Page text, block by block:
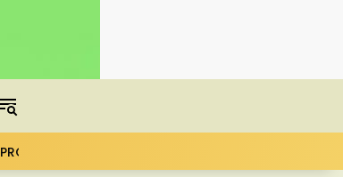
PROFIL